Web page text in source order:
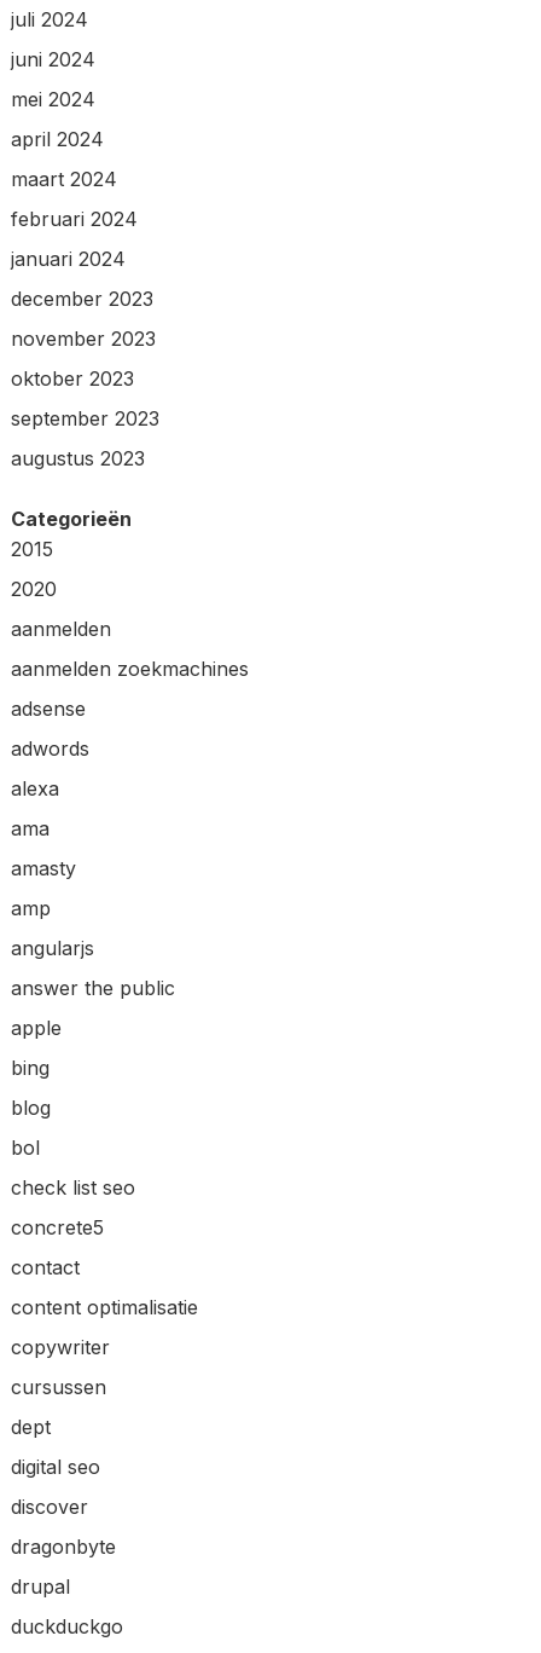
juli 2024
juni 2024
mei 2024
april 2024
maart 2024
februari 2024
januari 2024
december 2023
november 2023
oktober 2023
september 2023
augustus 2023
Categorieën
2015
2020
aanmelden
aanmelden zoekmachines
adsense
adwords
alexa
ama
amasty
amp
angularjs
answer the public
apple
bing
blog
bol
check list seo
concrete5
contact
content optimalisatie
copywriter
cursussen
dept
digital seo
discover
dragonbyte
drupal
duckduckgo